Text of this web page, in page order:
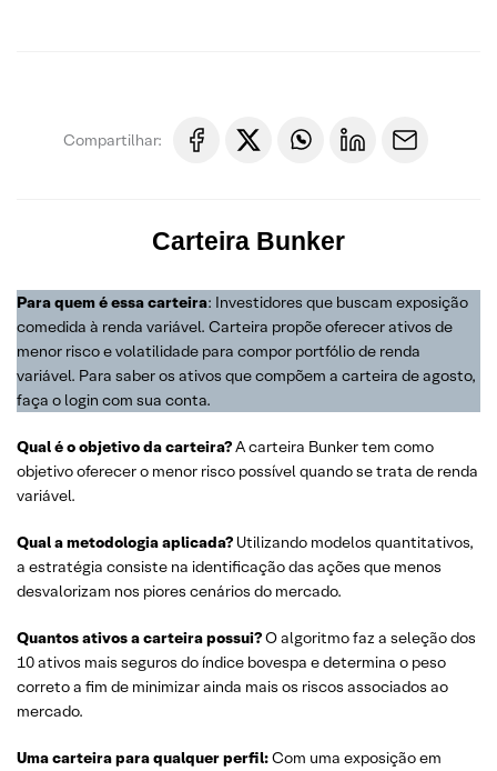
Compartilhar:
Carteira Bunker
Para quem é essa carteira: Investidores que buscam exposição
comedida à renda variável. Carteira propõe oferecer ativos de
menor risco e volatilidade para compor portfólio de renda
variável. Para saber os ativos que compõem a carteira de agosto,
faça o login com sua conta.
Qual é oobjetivodacarteira?A carteira Bunker tem como
objetivo oferecer o menor risco possível quando se trata de renda
variável.
Qual a metodologia aplicada? Utilizando modelos quantitativos,
a estratégia consiste na identificação das ações que menos
desvalorizam nos piores cenários do mercado.
Quantos ativos a carteira possui?O algoritmo faz a seleção dos
10 ativos mais seguros do índice bovespa e determina o peso
correto a fim de minimizar ainda mais os riscos associados ao
mercado.
Uma carteira para qualquer perfil:Com uma exposição em